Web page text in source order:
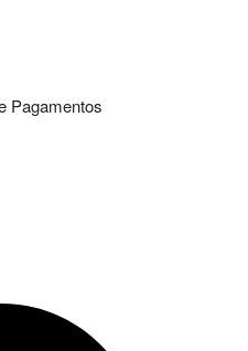
Pagamentos